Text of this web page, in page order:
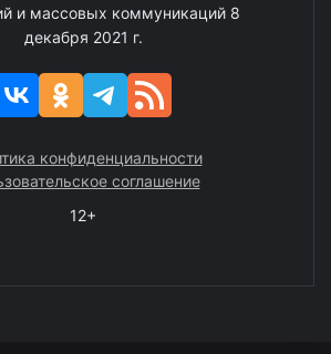
и массовых коммуникаций 8
декабря 2021 г.
конфиденциальности
соглашение
12+